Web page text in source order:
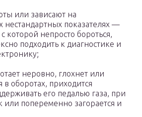
или зависают на
нестандартных показателях —
которой непросто бороться,
подходить к диагностике и
неровно, глохнет или
в оборотах, приходится
его педалью газа, при
или попеременно загорается и